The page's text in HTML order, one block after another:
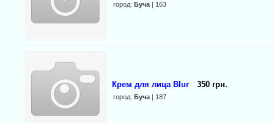
город: Буча| 163
Крем для лица Blur 350 грн.
город: Буча| 187